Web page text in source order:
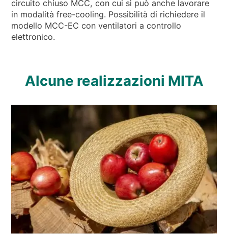
circuito chiuso MCC, con cui si può anche lavorare
in modalità free-cooling. Possibilità di richiedere il
modello MCC-EC con ventilatori a controllo
elettronico.
Alcune realizzazioni MITA